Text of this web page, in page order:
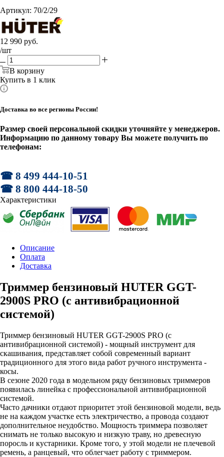
Артикул: 70/2/29
12 990 руб.
/шт
В корзину
Купить в 1 клик
Доставка во все регионы России!
Размер своей персональной скидки уточняйте у менеджеров.
Информацию по данному товару Вы можете получить по
телефонам:
☎ 8 499 444-10-51
☎ 8 800 444-18-50
Характеристики
Описание
Оплата
Доставка
Триммер бензиновый HUTER GGT-
2900S PRO (с антивибрационной
системой)
Триммер бензиновый HUTER GGT-2900S PRO (с
антивибрационной системой) - мощный инструмент для
скашивания, представляет собой современный вариант
традиционного для этого вида работ ручного инструмента -
косы.
В сезоне 2020 года в модельном ряду бензиновых триммеров
появилась линейка с профессиональной антивибрационной
системой.
Часто дачники отдают приоритет этой бензиновой модели, ведь
не на каждом участке есть электричество, а провода создают
дополнительное неудобство. Мощность триммера позволяет
снимать не только высокую и низкую траву, но древесную
поросль и кустарники. Кроме того, у этой модели не плечевой
ремень, а ранцевый, что облегчает работу с триммером.